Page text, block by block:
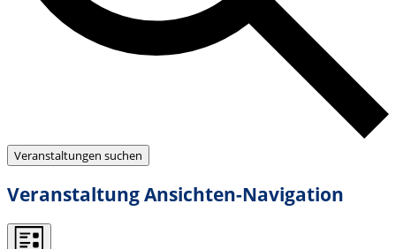
Veranstaltungen suchen
Veranstaltung Ansichten-Navigation